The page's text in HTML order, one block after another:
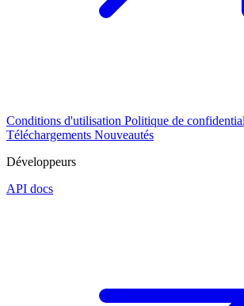
Conditions d'utilisation Politique de
Téléchargements Nouveautés
Développeurs
API docs